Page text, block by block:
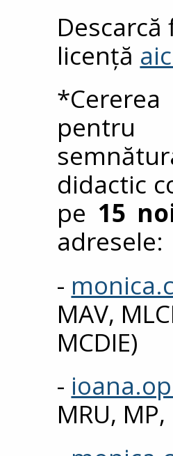
licență
pentru
didactic
pe 15
adresele:
-
MAV,
MCDIE)
-
MRU,